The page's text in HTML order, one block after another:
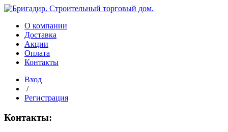
Длина
Единица измерения
Единица измерения
Форма
8х2000
975
цинк
О компании
Доставка
Акции
Оплата
Контакты
Вход
/
Регистрация
Контакты: